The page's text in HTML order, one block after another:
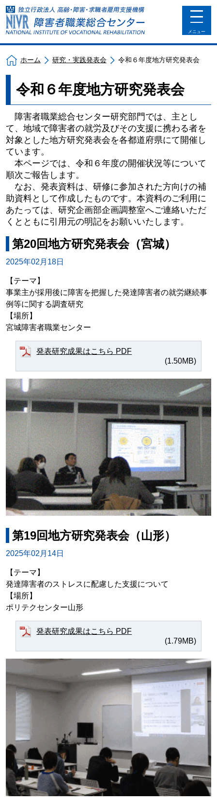
toggle
メニュー
ホーム 研究・実践発表会 令和６年度地方研究発表会
令和６年度地方研究発表会
障害者職業総合センター研究部門では、主とし
て、地域で障害者の就労及びその支援に携わる者を
対象とした地方研究発表会を各都道府県にて開催し
ています。
本ページでは、令和６年度の開催状況等について
順次ご報告します。
なお、発表資料は、研修に参加された方向けの補
助資料として作成したものです。本資料のご利用に
あたっては、研究企画部企画調整室へご連絡いただ
くとともに引用元の明記をお願いいたします。
第20回地方研究発表会（宮城）
2025年02月18日
【テーマ】
事業主が採用後に障害を把握した発達障害者の就労継続事
例等に関する調査研究
【場所】
宮城障害者職業センター
発表研究成果はこちら PDF
(1.50MB)
第19回地方研究発表会（山形）
2025年02月14日
【テーマ】
発達障害者のストレスに配慮した支援について
【場所】
ポリテクセンター山形
発表研究成果はこちら PDF
(1.79MB)